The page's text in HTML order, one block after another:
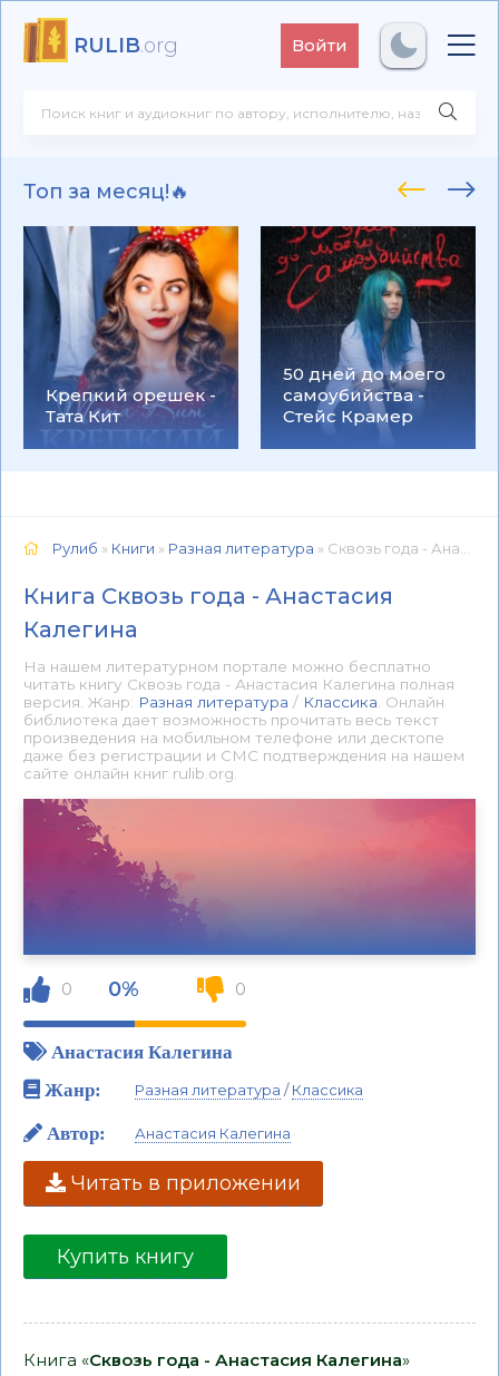
RULIB.org Войти
Топ за месяц!🔥
Крепкий орешек -
Тата Кит
50 дней до моего
самоубийства -
Стейс Крамер
Рулиб » Книги » Разная литература » Сквозь года - Анастасия Калегина 📕 - Книга онлайн бесплатно
Книга Сквозь года - Анастасия
Калегина
На нашем литературном портале можно бесплатно
читать книгу Сквозь года - Анастасия Калегина полная
версия. Жанр: Разная литература / Классика . Онлайн
библиотека дает возможность прочитать весь текст
произведения на мобильном телефоне или десктопе
даже без регистрации и СМС подтверждения на нашем
сайте онлайн книг rulib.org.
0 0% 0
Анастасия Калегина
Жанр:
Разная литература /Классика
Автор: Анастасия Калегина
Читать в приложении
Купить книгу
Книга «Сквозь года - Анастасия Калегина»